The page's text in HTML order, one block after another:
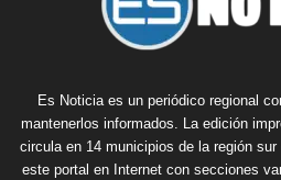
Es Noticia es un periódico regional
mantenerlos informados. La edición
circula en 14 municipios de la región
este portal en Internet con secciones